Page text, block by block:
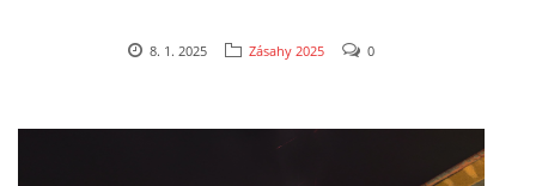
8. 1. 2025 Zásahy 2025 0